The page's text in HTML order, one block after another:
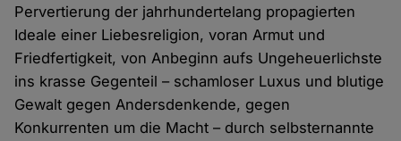
Pervertierung der jahrhundertelang propagierten
Ideale einer Liebesreligion, voran Armut und
Friedfertigkeit, von Anbeginn aufs Ungeheuerlichste
ins krasse Gegenteil – schamloser Luxus und blutige
Gewalt gegen Andersdenkende, gegen
Konkurrenten um die Macht – durch selbsternannte